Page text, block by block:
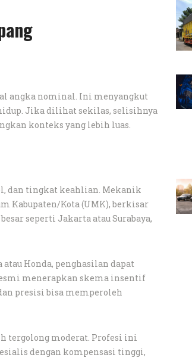
angka nominal. Ini menyangkut
Jika dilihat sekilas, selisihnya
konteks yang lebih luas.
dan tingkat keahlian. Mekanik
Kabupaten/Kota (UMK), berkisar
seperti Jakarta atau Surabaya,
Honda, penghasilan dapat
menerapkan skema insentif
presisi bisa memperoleh
tergolong moderat. Profesi ini
dengan kompensasi tinggi,